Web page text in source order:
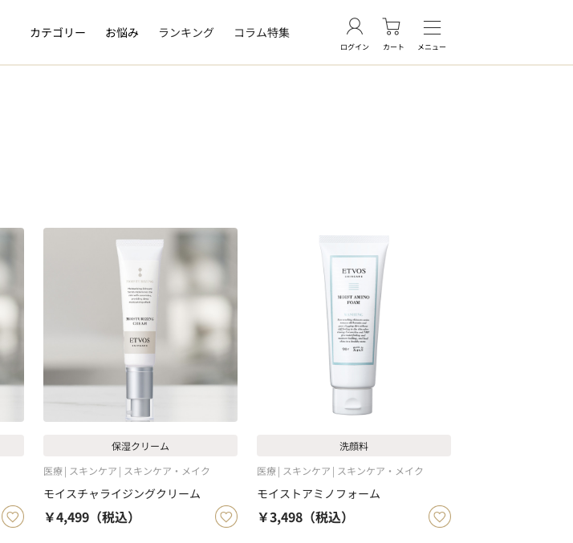
カテゴリー お悩み ランキング コラム特集
ログイン カート メニュー
保湿クリーム
医療 スキンケア スキンケア・メイク
モイスチャライジングクリーム
￥4,499 （税込）
洗顔料
医療 スキンケア スキンケア・メイク
モイストアミノフォーム
￥3,498 （税込）